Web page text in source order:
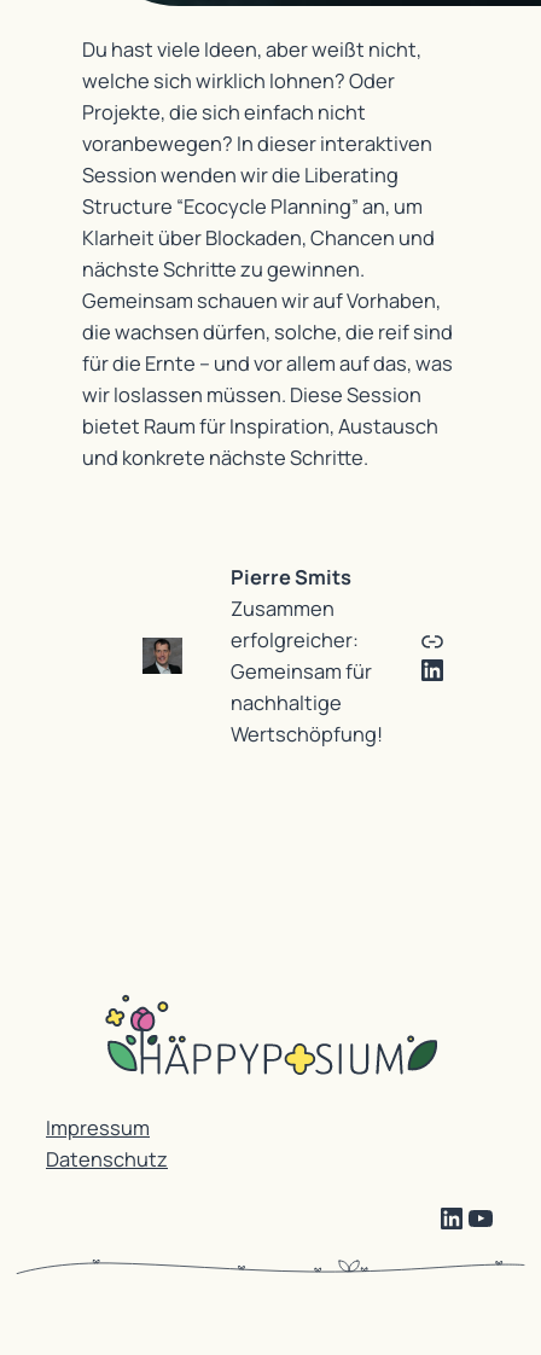
Du hast viele Ideen, aber weißt nicht,
welche sich wirklich lohnen? Oder
Projekte, die sich einfach nicht
voranbewegen? In dieser interaktiven
Session wenden wir die Liberating
Structure “Ecocycle Planning” an, um
Klarheit über Blockaden, Chancen und
nächste Schritte zu gewinnen.
Gemeinsam schauen wir auf Vorhaben,
die wachsen dürfen, solche, die reif sind
für die Ernte – und vor allem auf das, was
wir loslassen müssen. Diese Session
bietet Raum für Inspiration, Austausch
und konkrete nächste Schritte.
Pierre Smits
Zusammen
erfolgreicher:
Gemeinsam für
nachhaltige
Wertschöpfung!
Link
LinkedIn
Impressum
Datenschutz